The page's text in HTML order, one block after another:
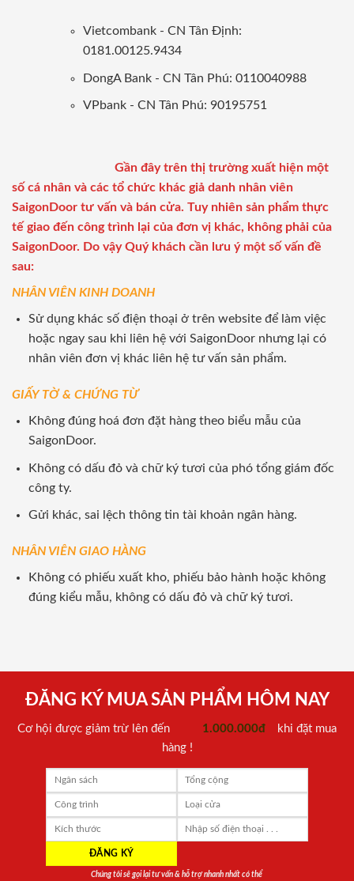
Vietcombank - CN Tân Định:
0181.00125.9434
DongA Bank - CN Tân Phú: 0110040988
VPbank - CN Tân Phú: 90195751
Gần đây trên thị trường xuất hiện một
số cá nhân và các tổ chức khác giả danh nhân viên
SaigonDoor tư vấn và bán cửa. Tuy nhiên sản phẩm thực
tế giao đến công trình lại của đơn vị khác, không phải của
SaigonDoor. Do vậy Quý khách cần lưu ý một số vấn đề
sau:
NHÂN VIÊN KINH DOANH
Sử dụng khác số điện thoại ở trên website để làm việc
hoặc ngay sau khi liên hệ với SaigonDoor nhưng lại có
nhân viên đơn vị khác liên hệ tư vấn sản phẩm.
GIẤY TỜ & CHỨNG TỪ
Không đúng hoá đơn đặt hàng theo biểu mẫu của
SaigonDoor.
Không có dấu đỏ và chữ ký tươi của phó tổng giám đốc
công ty.
Gửi khác, sai lệch thông tin tài khoản ngân hàng.
NHÂN VIÊN GIAO HÀNG
Không có phiếu xuất kho, phiếu bảo hành hoặc không
đúng kiểu mẫu, không có dấu đỏ và chữ ký tươi.
ĐĂNG KÝ MUA SẢN PHẨM HÔM NAY
Cơ hội được giảm trừ lên đến 1.000.000đ
khi đặt mua
hàng !
Chúng tôi sẽ gọi lại tư vấn & hỗ trợ nhanh nhất có thể